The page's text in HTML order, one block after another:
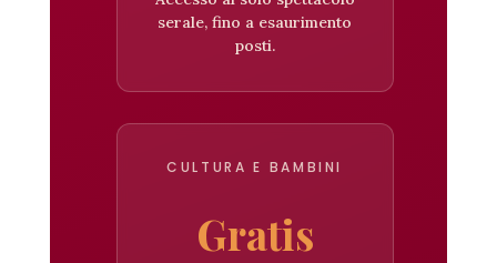
serale, fino a esaurimento
posti.
CULTURA E BAMBINI
Gratis